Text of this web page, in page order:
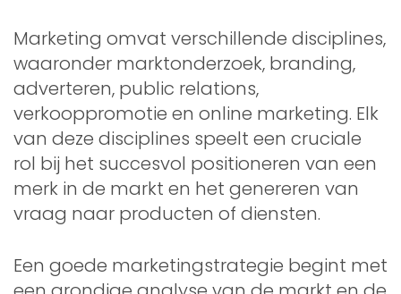
Marketing omvat verschillende disciplines,
waaronder marktonderzoek, branding,
adverteren, public relations,
verkooppromotie en online marketing. Elk
van deze disciplines speelt een cruciale
rol bij het succesvol positioneren van een
merk in de markt en het genereren van
vraag naar producten of diensten.
Een goede marketingstrategie begint met